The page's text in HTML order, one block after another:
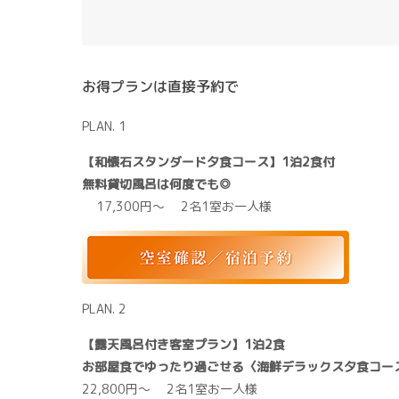
お得プランは直接予約で
PLAN. 1
【和懐石スタンダード夕食コース】1泊2食付
無料貸切風呂は何度でも◎
17,300円～ 2名1室お一人様
PLAN. 2
【露天風呂付き客室プラン】1泊2食
お部屋食でゆったり過ごせる〈海鮮デラックス夕食コー
22,800円～ 2名1室お一人様